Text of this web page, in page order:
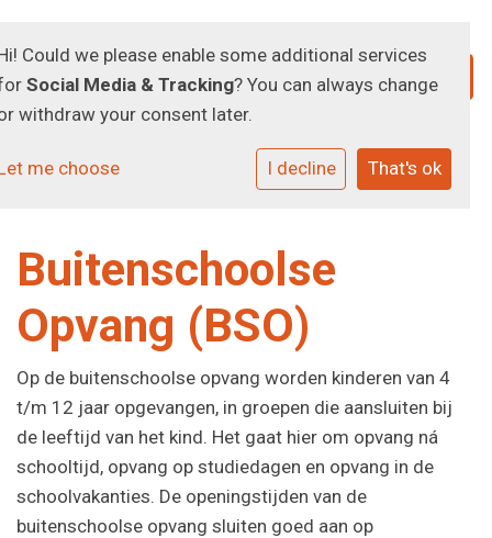
Buitenschoolse
Opvang (BSO)
Op de buitenschoolse opvang worden kinderen van 4
t/m 12 jaar opgevangen, in groepen die aansluiten bij
de leeftijd van het kind. Het gaat hier om opvang ná
schooltijd, opvang op studiedagen en opvang in de
schoolvakanties. De openingstijden van de
buitenschoolse opvang sluiten goed aan op
Could we please enable some additional services
Social Media & Tracking? You can always change
withdraw your consent later.
me choose I decline That's ok